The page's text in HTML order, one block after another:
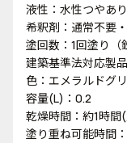
液性：水性つやあり
希釈剤：通常不要
塗回数：1回塗り（
建築基準法対応
色：エメラルドグ
容量(L)：0.2
乾燥時間：約1時
塗り重ね可能時間